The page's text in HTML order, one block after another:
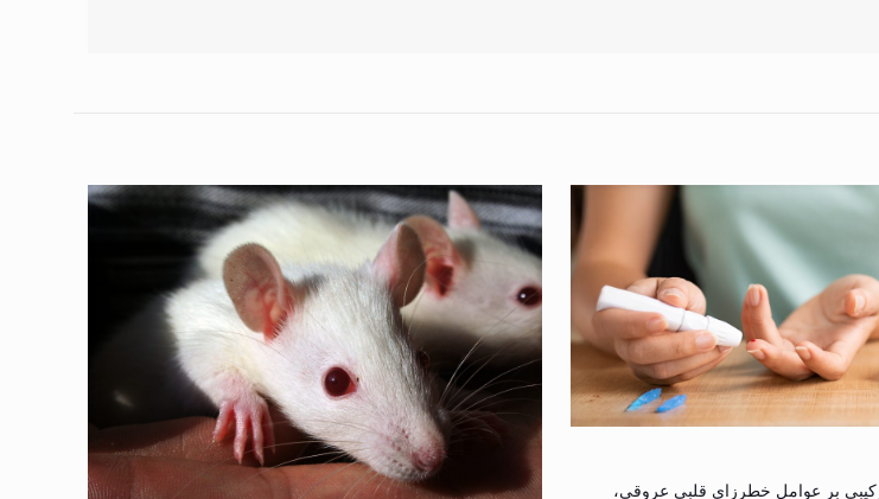
ترکیبی بر عوامل خطرزای قلبی عروقی،